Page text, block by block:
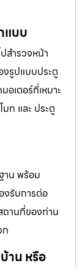
แบบ
สำรวจหน้า
งรูปแบบประตู
เตอร์ที่เหมาะ
ท และ ประตู
าน พร้อม
งรับการต่อ
ถานที่ของท่าน
ก
าน หรือ